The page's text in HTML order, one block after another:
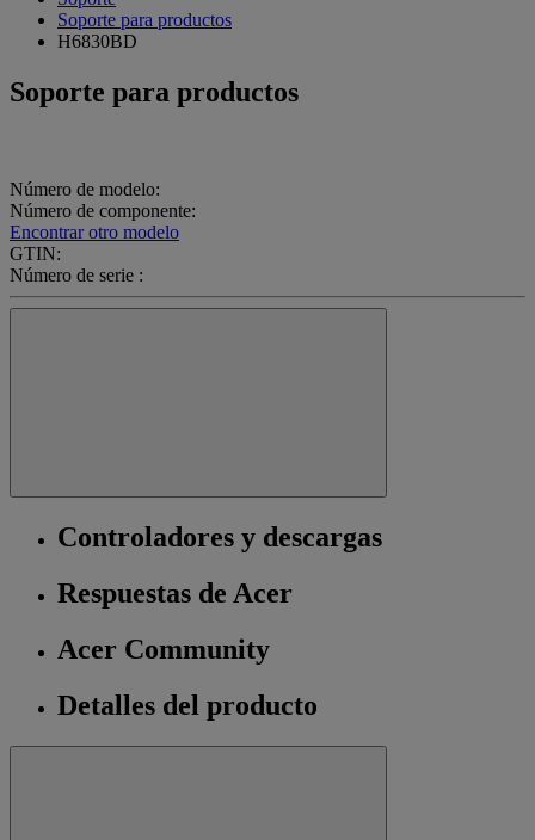
Soporte para productos
H6830BD
Soporte para productos
Número de modelo:
Número de componente:
Encontrar otro modelo
GTIN:
Número de serie :
Controladores y descargas
Respuestas de Acer
Acer Community
Detalles del producto